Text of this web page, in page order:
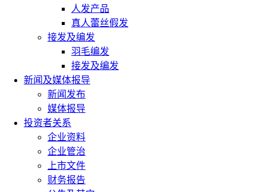
人发产品
真人蕾丝假发
接发及编发
羽毛编发
接发及编发
新闻及媒体报导
新闻发布
媒体报导
投资者关系
企业资料
企业管治
上市文件
财务报告